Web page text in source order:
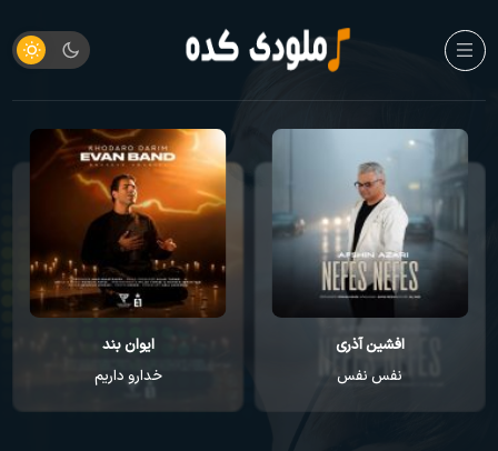
افشین آذری
نفس نفس
ایوان بند
خدارو داریم